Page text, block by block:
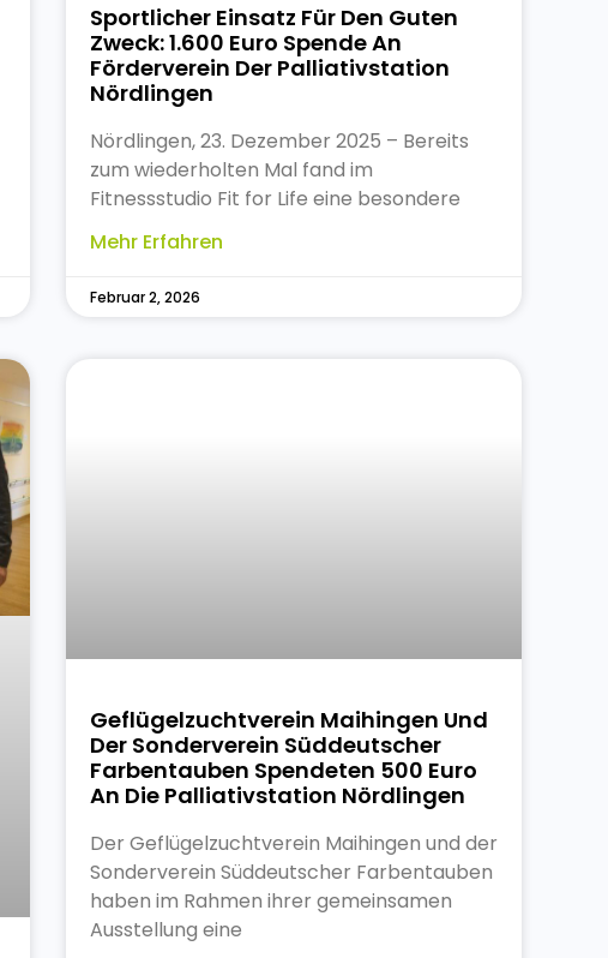
Sportlicher Einsatz Für Den Guten
Zweck: 1.600 Euro Spende An
Förderverein Der Palliativstation
Nördlingen
Nördlingen, 23. Dezember 2025 – Bereits
zum wiederholten Mal fand im
Fitnessstudio Fit for Life eine besondere
Mehr Erfahren
Februar 2, 2026
Geflügelzuchtverein Maihingen Und
Der Sonderverein Süddeutscher
Farbentauben Spendeten 500 Euro
An Die Palliativstation Nördlingen
Der Geflügelzuchtverein Maihingen und der
Sonderverein Süddeutscher Farbentauben
haben im Rahmen ihrer gemeinsamen
Ausstellung eine